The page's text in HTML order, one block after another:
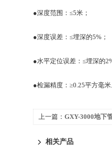
●深度范围：≤5米；
●深度误差：≤埋深的5%；
●水平定位误差：≤埋深的
●检漏精度：≥0.25平方毫
上一篇： GXY-3000地下
相关产品